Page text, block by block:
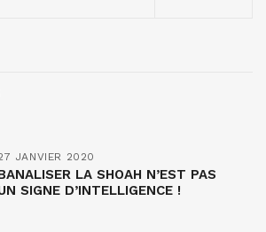
JANVIER 2020
LA SHOAH N’EST PAS
SIGNE D’INTELLIGENCE !